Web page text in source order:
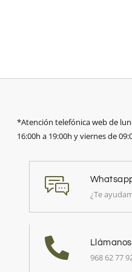
*Atención telefónica web de
16:00h a 19:00h y viernes de
¿Te
Llámanos
968 62 77